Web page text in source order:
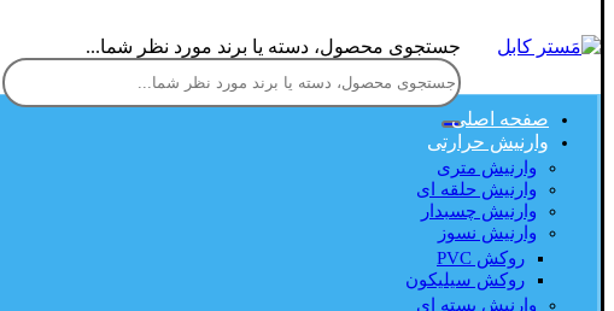
جستجوی محصول، دسته یا برند مورد نظر شما...
صفحه اصلی
وارنیش حرارتی
وارنیش متری
وارنیش حلقه ای
وارنیش چسبدار
وارنیش نسوز
روکش PVC
روکش سیلیکون
وارنیش بسته ای